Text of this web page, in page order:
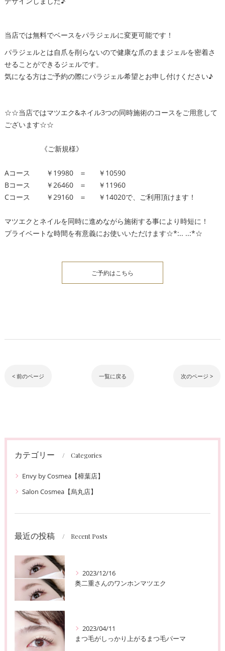
当店では無料でベースをパラジェルに変更可能です！
パラジェルとは自爪を削らないので健康な爪のままジェルを密着さ
せることができるジェルです。
気になる方はご予約の際にパラジェル希望とお申し付けください♪
☆☆当店ではマツエク&ネイル3つの同時施術のコースをご用意して
ございます☆☆
《ご新規様》
Aコース ￥19980 ＝ ￥10590
Bコース ￥26460 ＝ ￥11960
Cコース ￥29160 ＝ ￥14020で、ご利用頂けます！
マツエクとネイルを同時に進めながら施術する事により時短に！
プライベートな時間を有意義にお使いいただけます☆*:.. ..:*☆
ご予約はこちら
< 前のページ 一覧に戻る 次のページ >
カテゴリー Categories
Envy by Cosmea【樟葉店】
Salon Cosmea【烏丸店】
最近の投稿 Recent Posts
2023/12/16
奥二重さんのワンホンマツエク
2023/04/11
まつ毛がしっかり上がるまつ毛パーマ